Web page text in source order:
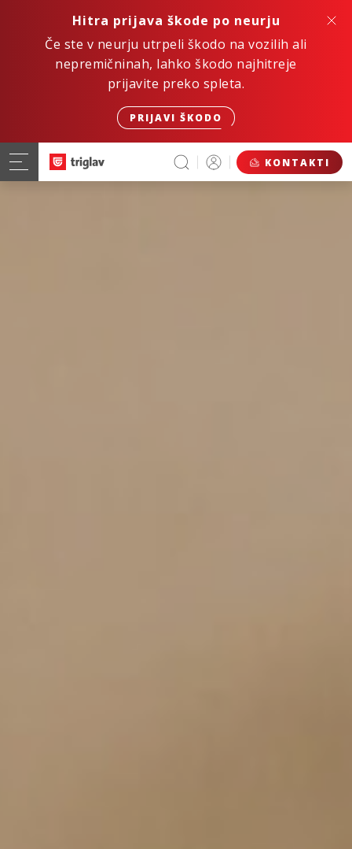
Hitra prijava škode po neurju
Če ste v neurju utrpeli škodo na vozilih ali
nepremičninah, lahko škodo najhitreje
prijavite preko spleta.
PRIJAVI ŠKODO
KONTAKTI